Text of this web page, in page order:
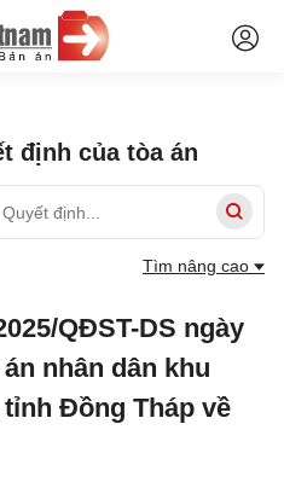
định của tòa án
Tìm nâng cao
QĐST-DS ngày
nhân dân khu
Đồng Tháp về